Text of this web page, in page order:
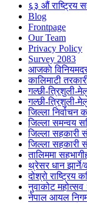
६३ औं राष्ट्रिय
Blog
Frontpage
Our Team
Privacy Policy
Survey 2083
आजकाे
कालिमाटी
गल्छी-त्रिशुली-
गल्छी-त्रिशुली-
जिल्ला निर्वाचन
जिल्ला समन्वय
जिल्ला सहकारी
जिल्ला सहकारी
तालिममा
थ्रेसर धान
दोश्रो राष्ट्रिय
नुवाकोट
नेपाल आयल